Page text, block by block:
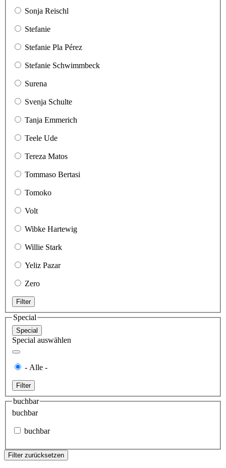
Sonja Reischl
Stefanie
Stefanie Pla Pérez
Stefanie Schwimmbeck
Surena
Svenja Schulte
Tanja Emmerich
Teele Ude
Tereza Matos
Tommaso Bertasi
Tomoko
Volt
Wibke Hartewig
Willie Stark
Yeliz Pazar
Zero
Filter
Special
Special
Special auswählen
- Alle -
Filter
buchbar
buchbar
buchbar
Filter zurücksetzen